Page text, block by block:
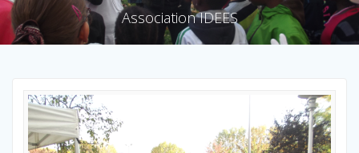
Association IDEES